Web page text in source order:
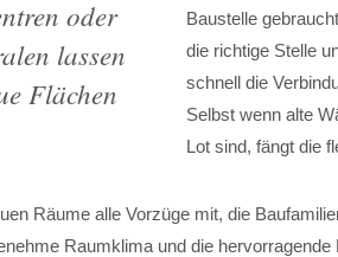
oder
lassen
Flächen
Baustelle
die richtige Stelle
schnell die
Selbst wenn alte
Lot sind, fängt die
Räume alle Vorzüge mit, die
Raumklima und die